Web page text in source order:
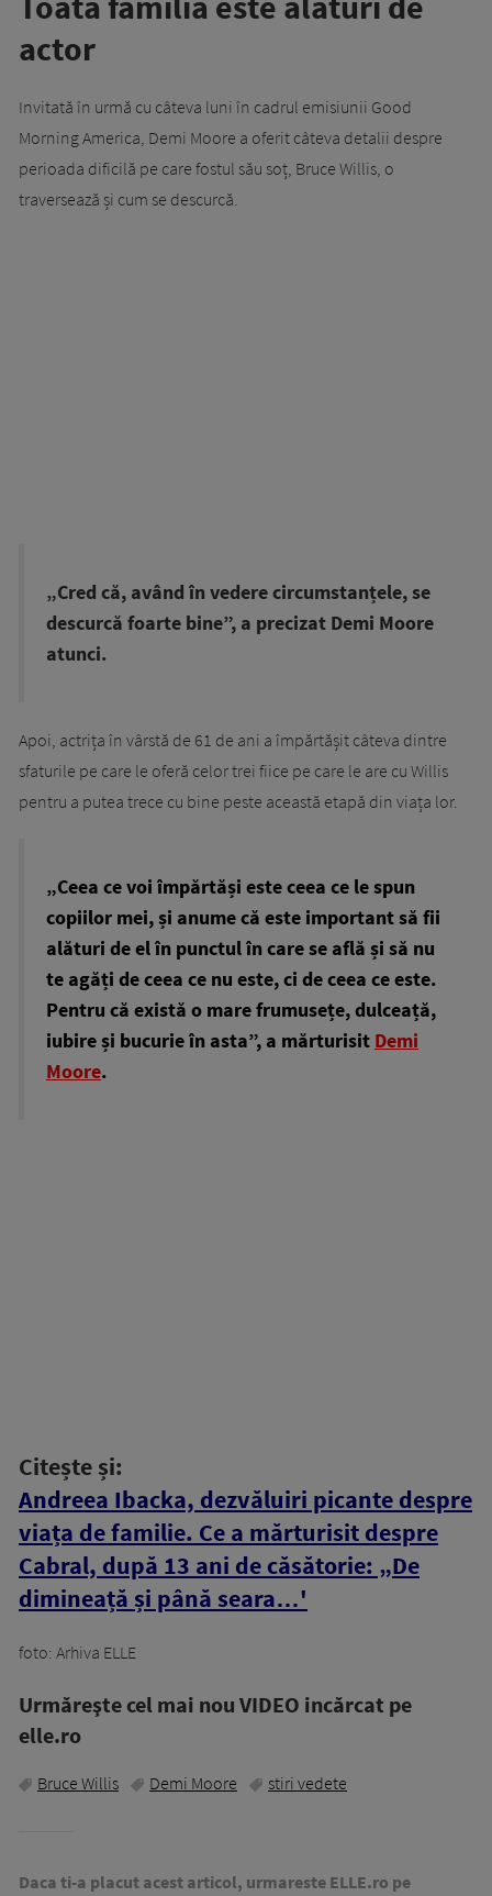
actor
Invitată în urmă cu câteva luni în cadrul emisiunii Good
Morning America, Demi Moore a oferit câteva detalii despre
perioada dificilă pe care fostul său soț, Bruce Willis, o
traversează și cum se descurcă.
„Cred că, având în vedere circumstanțele, se
descurcă foarte bine”, a precizat Demi Moore
atunci.
Apoi, actrița în vârstă de 61 de ani a împărtășit câteva dintre
sfaturile pe care le oferă celor trei fiice pe care le are cu Willis
pentru a putea trece cu bine peste această etapă din viața lor.
„Ceea ce voi împărtăși este ceea ce le spun
copiilor mei, și anume că este important să fii
alături de el în punctul în care se află și să nu
te agăți de ceea ce nu este, ci de ceea ce este.
Pentru că există o mare frumusețe, dulceață,
iubire și bucurie în asta”, a mărturisit Demi
Moore.
Citește și:
Andreea Ibacka, dezvăluiri picante despre
viața de familie. Ce a mărturisit despre
Cabral, după 13 ani de căsătorie: „De
dimineață și până seara…'
foto: Arhiva ELLE
Urmăreşte cel mai nou VIDEO incărcat pe
elle.ro
Bruce Willis Demi Moore stiri vedete
Daca ti-a placut acest articol, urmareste ELLE.ro pe